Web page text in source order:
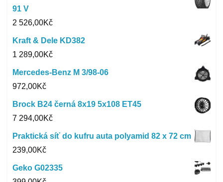
91 V
2 526,00Kč
Kraft & Dele KD382
1 289,00Kč
Mercedes-Benz M 3/98-06
972,00Kč
Brock B24 černá 8x19 5x108 ET45
7 294,00Kč
Praktická síť do kufru auta polyamid 82 x 72 cm
239,00Kč
Geko G02335